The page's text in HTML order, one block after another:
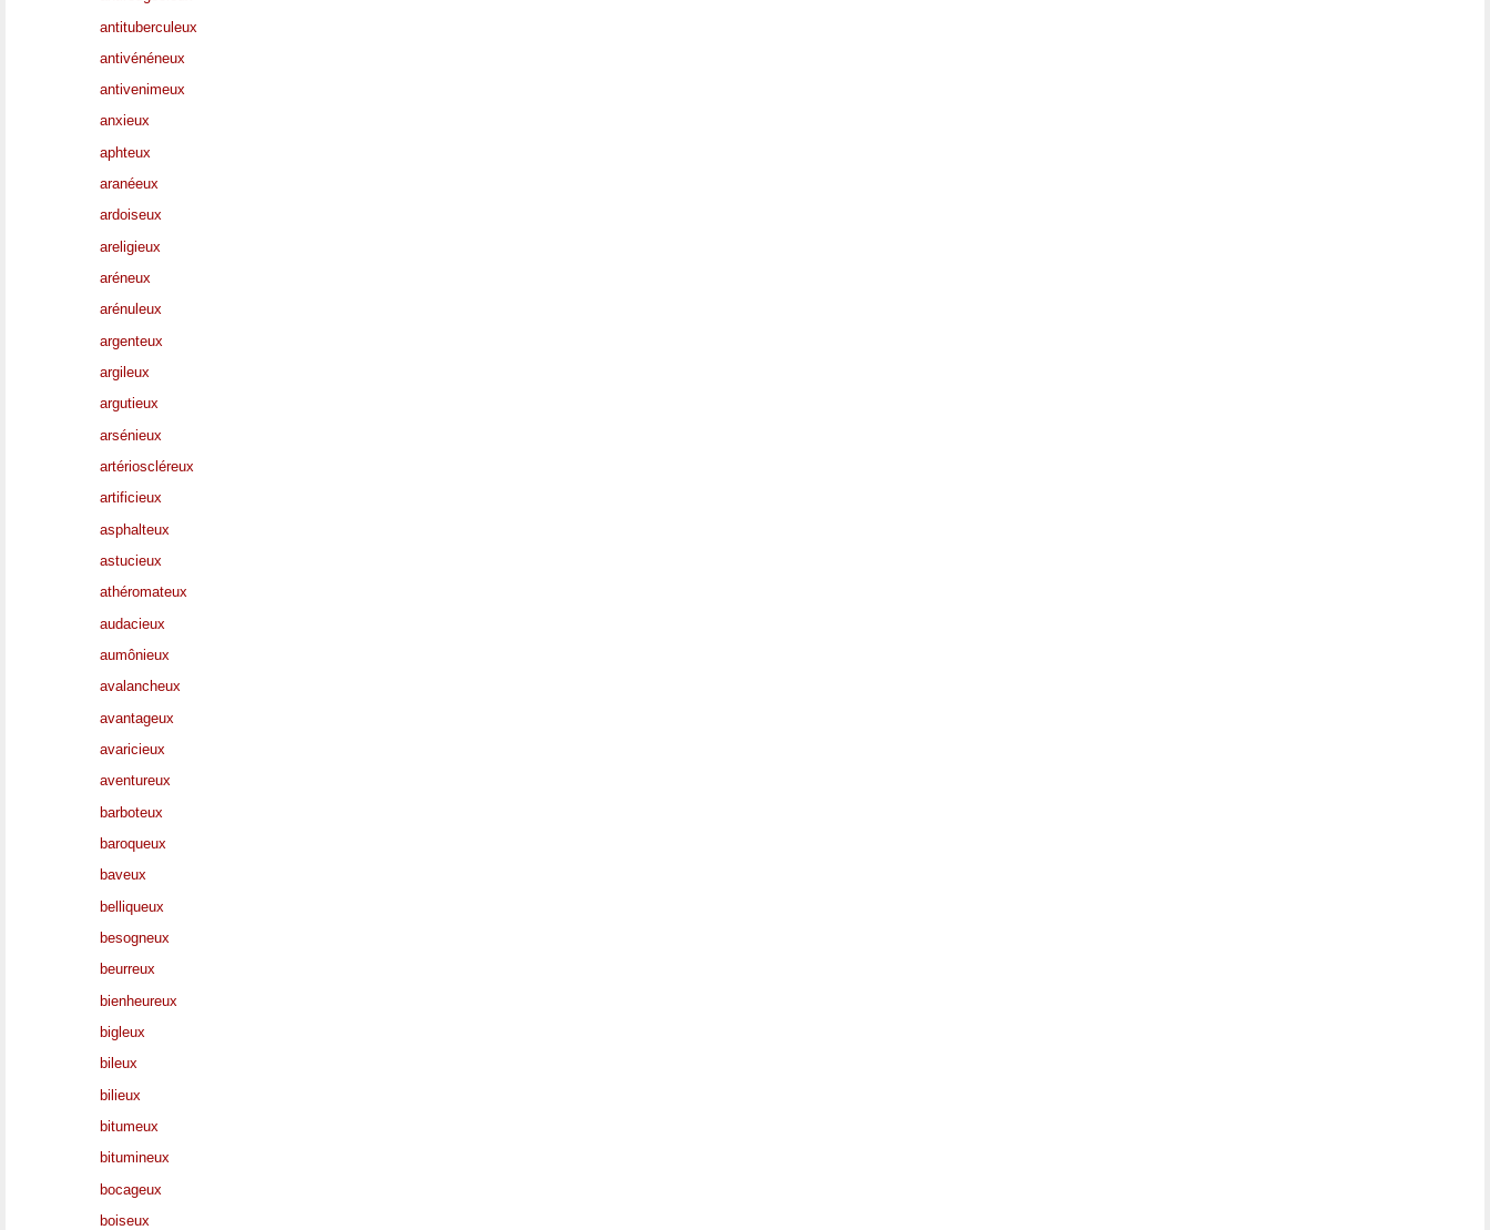
antituberculeux
antivénéneux
antivenimeux
anxieux
aphteux
aranéeux
ardoiseux
areligieux
aréneux
arénuleux
argenteux
argileux
argutieux
arsénieux
artérioscléreux
artificieux
asphalteux
astucieux
athéromateux
audacieux
aumônieux
avalancheux
avantageux
avaricieux
aventureux
barboteux
baroqueux
baveux
belliqueux
besogneux
beurreux
bienheureux
bigleux
bileux
bilieux
bitumeux
bitumineux
bocageux
boiseux